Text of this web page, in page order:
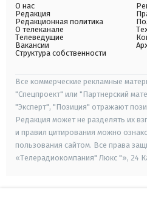
О нас
Редакция
Редакционная политика
О телеканале
Телеведущие
Вакансии
Структура собственности
Все коммерческие рекламные
"Спецпроект" или "Партнерский
"Эксперт", "Позиция" отражают
Редакция может не разделять их
и правил цитирования можно
пользования сайтом. Все права
«Телерадиокомпания" Люкс "», 24